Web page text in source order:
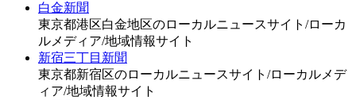
白金新聞
東京都港区白金地区のローカルニュースサイト/ローカ
ルメディア/地域情報サイト
新宿三丁目新聞
東京都新宿区のローカルニュースサイト/ローカルメデ
ィア/地域情報サイト